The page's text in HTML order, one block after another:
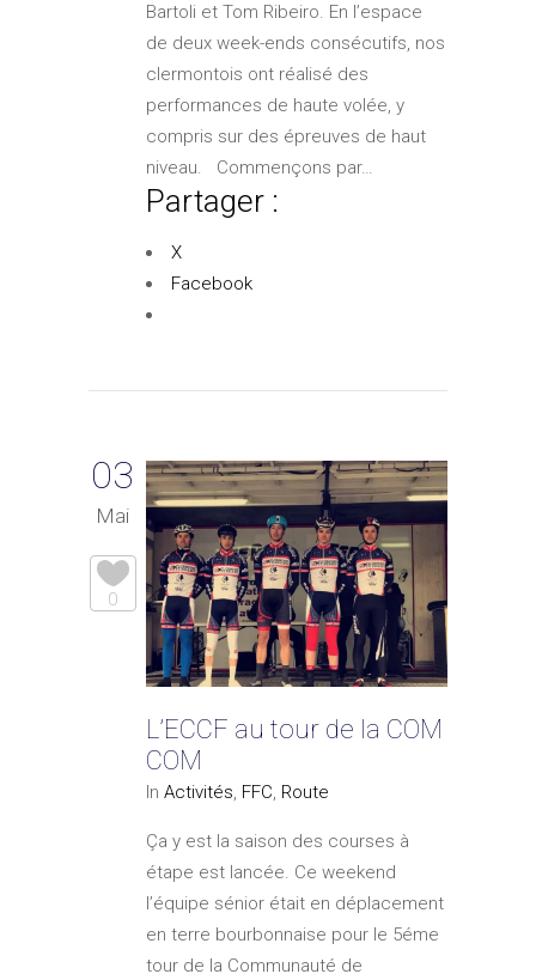
Bartoli et Tom Ribeiro. En l’espace
de deux week-ends consécutifs, nos
clermontois ont réalisé des
performances de haute volée, y
compris sur des épreuves de haut
niveau. Commençons par…
Partager :
X
Facebook
03
Mai
0
L’ECCF au tour de la COM
COM
In Activités, FFC, Route
Ça y est la saison des courses à
étape est lancée. Ce weekend
l’équipe sénior était en déplacement
en terre bourbonnaise pour le 5éme
tour de la Communauté de